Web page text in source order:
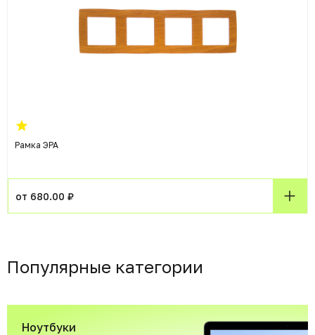
Рамка ЭРА
от 680.00 ₽
Популярные категории
Ноутбуки